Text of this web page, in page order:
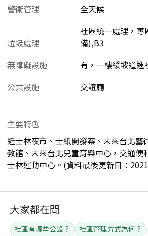
警衛管理
全天候
垃圾處理
社區統一處理，專
備),B3
無障礙設施
有，一樓緩坡道進
公共設施
交誼廳
主要特色
近士林夜市、士紙開發案、未來台北藝
教館、未來台北兒童育樂中心，交通便
士林運動中心。(資料最後更新日：
大家都在問
社區有哪些公設？
社區管理方式為何？